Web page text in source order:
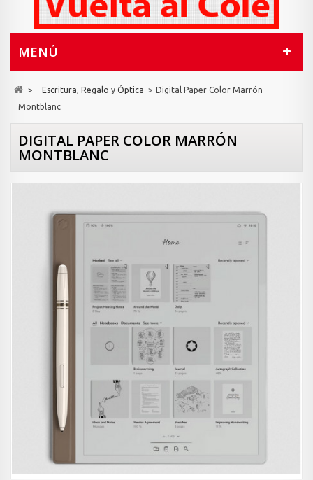
MENÚ
> Escritura, Regalo y Óptica > Digital Paper Color Marrón
Montblanc
DIGITAL PAPER COLOR MARRÓN
MONTBLANC